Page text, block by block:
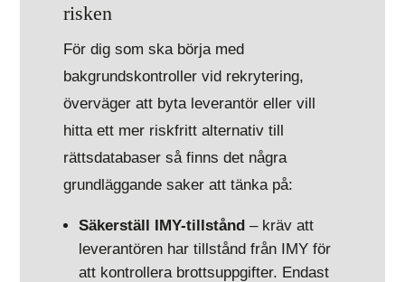
risken
För dig som ska börja med
bakgrundskontroller vid rekrytering,
överväger att byta leverantör eller vill
hitta ett mer riskfritt alternativ till
rättsdatabaser så finns det några
grundläggande saker att tänka på:
Säkerställ IMY-tillstånd– kräv att
leverantören har tillstånd från IMY för
att kontrollera brottsuppgifter. Endast